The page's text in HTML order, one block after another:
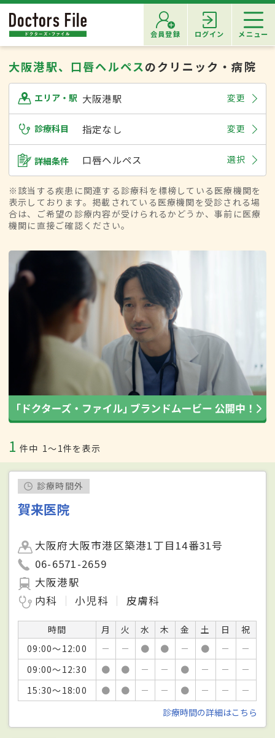
会員登録 ログイン メニュー
大阪港駅、口唇ヘルペスのクリニック・病院
エリア・駅 大阪港駅 変更
診療科目 指定なし 変更
詳細条件 口唇ヘルペス 選択
※該当する疾患に関連する診療科を標榜している医療機関を
表示しております。掲載されている医療機関を受診される場
合は、ご希望の診療内容が受けられるかどうか、事前に医療
機関に直接ご確認ください。
1 件中 1〜1件を表示
診療時間外
賀来医院
大阪府大阪市港区築港1丁目14番31号
06-6571-2659
大阪港駅
内科
小児科 皮膚科
時間 月 火 水 木 金 土 日
祝
09:00～12:00
－ － ● ● － ● －
－
09:00～12:30
● ● － － ● － －
－
15:30～18:00
● ● － － ● － －
－
診療時間の詳細はこちら